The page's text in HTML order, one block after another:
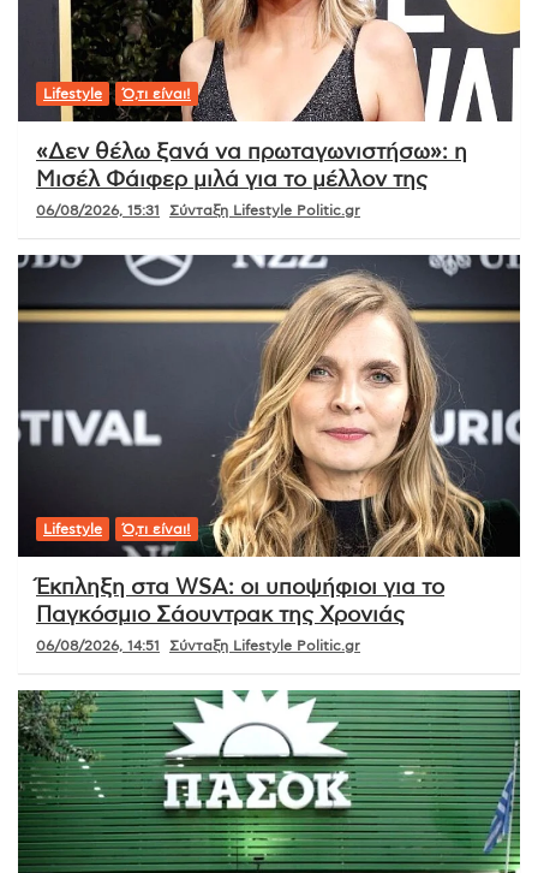
Lifestyle Ό,τι είναι!
«Δεν θέλω ξανά να πρωταγωνιστήσω»: η
Μισέλ Φάιφερ μιλά για το μέλλον της
06/08/2026, 15:31 Σύνταξη Lifestyle Politic.gr
Lifestyle Ό,τι είναι!
Έκπληξη στα WSA: οι υποψήφιοι για το
Παγκόσμιο Σάουντρακ της Χρονιάς
06/08/2026, 14:51 Σύνταξη Lifestyle Politic.gr